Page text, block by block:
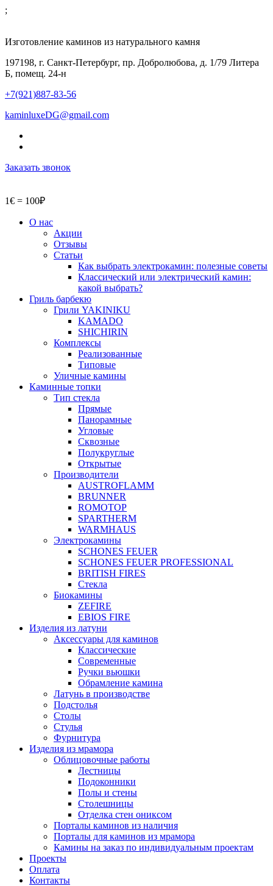
;
Изготовление каминов из натурального камня
197198, г. Санкт-Петербург, пр. Добролюбова, д. 1/79 Литера
Б, помещ. 24-н
+7(921)887-83-56
kaminluxeDG@gmail.com
Заказать звонок
1€ = 100₽
О нас
Акции
Отзывы
Статьи
Как выбрать электрокамин: полезные советы
Классический или электрический камин:
какой выбрать?
Гриль барбекю
Грили YAKINIKU
KAMADO
SHICHIRIN
Комплексы
Реализованные
Типовые
Уличные камины
Каминные топки
Тип стекла
Прямые
Панорамные
Угловые
Сквозные
Полукруглые
Открытые
Производители
AUSTROFLAMM
BRUNNER
ROMOTOP
SPARTHERM
WARMHAUS
Электрокамины
SCHONES FEUER
SCHONES FEUER PROFESSIONAL
BRITISH FIRES
Стекла
Биокамины
ZEFIRE
EBIOS FIRE
Изделия из латуни
Аксессуары для каминов
Классические
Современные
Ручки вьюшки
Обрамление камина
Латунь в производстве
Подстолья
Столы
Стулья
Фурнитура
Изделия из мрамора
Облицовочные работы
Лестницы
Подоконники
Полы и стены
Столешницы
Отделка стен ониксом
Порталы каминов из наличия
Порталы для каминов из мрамора
Камины на заказ по индивидуальным проектам
Проекты
Оплата
Контакты